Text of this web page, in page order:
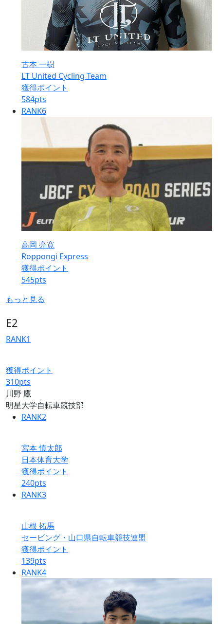
古本 一樹
LT United Cycling Team
獲得ポイント
584pts
RANK6
高岡 亮寛
Roppongi Express
獲得ポイント
545pts
もっと見る
E2
RANK1
獲得ポイント
310pts
川野 鷹
明星大学自転車競技部
RANK2
宮本 慎太郎
日本体育大学
獲得ポイント
240pts
RANK3
山根 拓馬
セービング・山口県自転車競技連盟
獲得ポイント
139pts
RANK4